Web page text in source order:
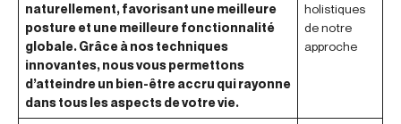
naturellement, favorisant une meilleure
posture et une meilleure fonctionnalité
globale. Grâce à nos techniques
innovantes, nous vous permettons
d’atteindre un bien-être accru qui rayonne
dans tous les aspects de votre vie.
holistiques
de notre
approche